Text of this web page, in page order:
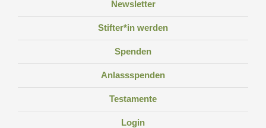
Newsletter
Stifter*in werden
Spenden
Anlassspenden
Testamente
Login